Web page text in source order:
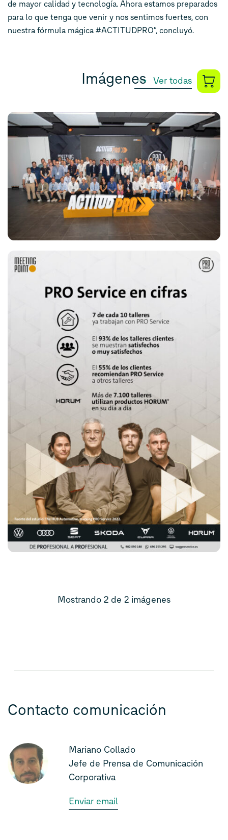
de mayor calidad y tecnología. Ahora estamos preparados
para lo que tenga que venir y nos sentimos fuertes, con
nuestra fórmula mágica #ACTITUDPRO”, concluyó.
Imágenes Ver todas
Mostrando 2 de 2 imágenes
Contacto comunicación
Mariano Collado
Jefe de Prensa de Comunicación
Corporativa
Enviar email